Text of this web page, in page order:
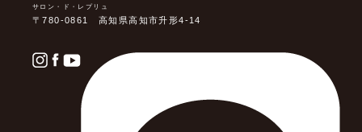
サロン・ド・レプリュ
〒780-0861 高知県高知市升形4-14